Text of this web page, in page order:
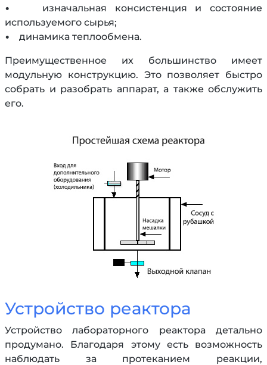
• изначальная консистенция и состояние
используемого сырья;
• динамика теплообмена.
Преимущественное их большинство имеет
модульную конструкцию. Это позволяет быстро
собрать и разобрать аппарат, а также обслужить
его.
Устройство реактора
Устройство лабораторного реактора детально
продумано. Благодаря этому есть возможность
наблюдать за протеканием реакции,